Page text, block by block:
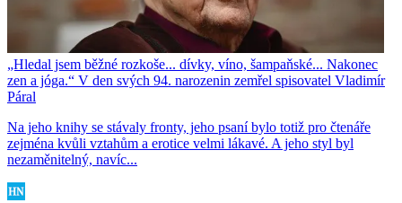
„Hledal jsem běžné rozkoše... dívky, víno, šampaňské... Nakonec
zen a jóga.“ V den svých 94. narozenin zemřel spisovatel Vladimír
Páral
Na jeho knihy se stávaly fronty, jeho psaní bylo totiž pro čtenáře
zejména kvůli vztahům a erotice velmi lákavé. A jeho styl byl
nezaměnitelný, navíc...